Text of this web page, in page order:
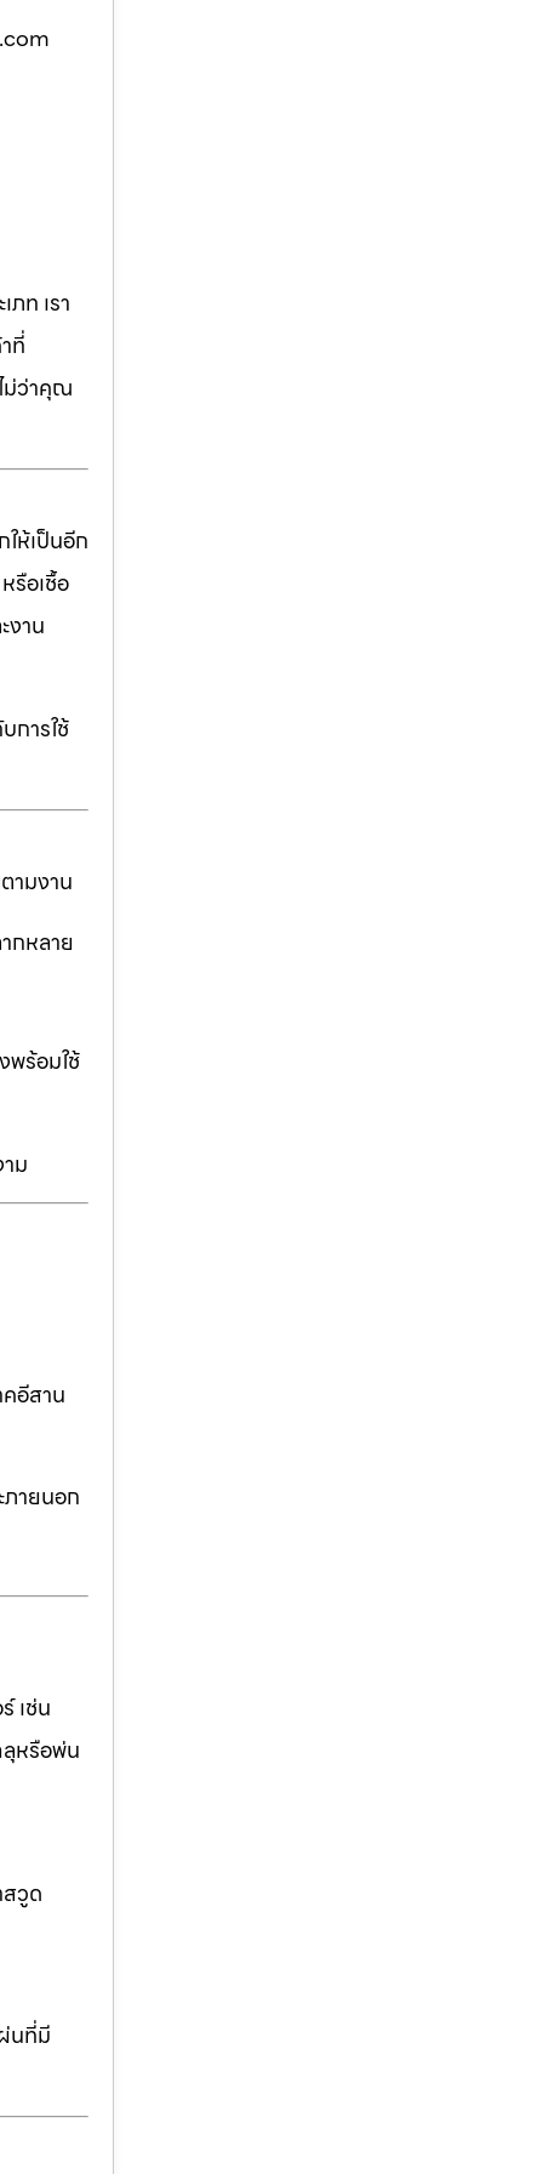
ท เรา
ที่
ม่ว่าคุณ
ห้เป็นอีก
รือเชื้อ
งาน
การใช้
ามงาน
กหลาย
พร้อมใช้
ม
อีสาน
ภายนอก
เช่น
ลุหรือพ่น
วูด
นที่มี